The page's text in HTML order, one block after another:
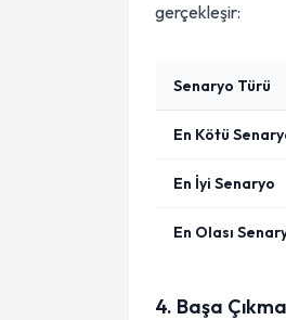
gerçekleşir:
Senaryo Türü
En Kötü
En İyi Senaryo
En Olası
4. Başa